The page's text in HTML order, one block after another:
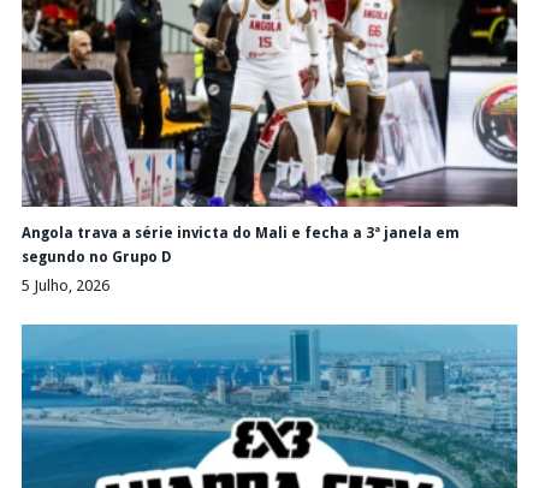
Angola trava a série invicta do Mali e fecha a 3ª janela em
segundo no Grupo D
5 Julho, 2026